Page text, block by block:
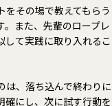
をその場で教えてもらう
。また、先輩のロープレ
して実践に取り入れるこ
は、落ち込んで終わりに
確にし、次に試す行動を